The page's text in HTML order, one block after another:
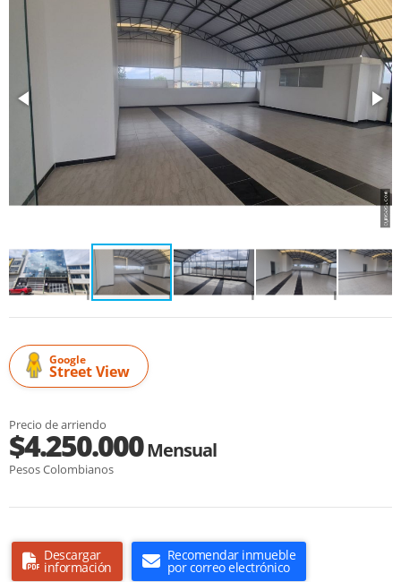
Google
Street View
Precio de arriendo
$4.250.000Mensual
Pesos Colombianos
Descargar
información
Recomendar inmueble
por correo electrónico